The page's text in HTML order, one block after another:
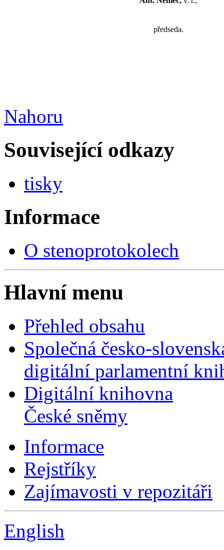
předseda.
Nahoru
Související odkazy
tisky
Informace
O stenoprotokolech
Hlavní menu
Přehled obsahu
Společná česko-
digitální parlamentní
Digitální knihovna
České sněmy
Informace
Rejstříky
Zajímavosti v repozitáři
English